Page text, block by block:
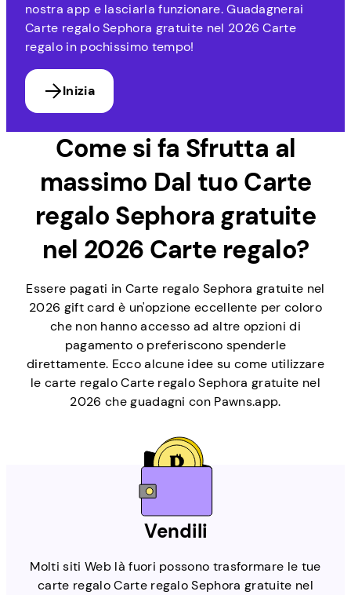
nostra app e lasciarla funzionare. Guadagnerai
Carte regalo Sephora gratuite nel 2026 Carte
regalo in pochissimo tempo!
Inizia
Come si fa Sfrutta al
massimo Dal tuo Carte
regalo Sephora gratuite
nel 2026 Carte regalo?
Essere pagati in Carte regalo Sephora gratuite nel
2026 gift card è un'opzione eccellente per coloro
che non hanno accesso ad altre opzioni di
pagamento o preferiscono spenderle
direttamente. Ecco alcune idee su come utilizzare
le carte regalo Carte regalo Sephora gratuite nel
2026 che guadagni con Pawns.app.
Vendili
Molti siti Web là fuori possono trasformare le tue
carte regalo Carte regalo Sephora gratuite nel